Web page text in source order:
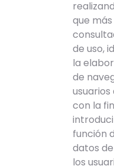
que
de uso,
la
de
usuarios
con la
función
datos
los